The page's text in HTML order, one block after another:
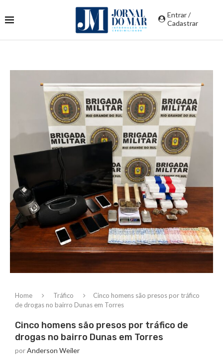
Entrar /
Cadastrar
Home Tráfico
Cinco homens são presos por tráfico
de drogas no bairro Dunas em Torres
Cinco homens são presos por tráfico de
drogas no bairro Dunas em Torres
porAnderson Weiler